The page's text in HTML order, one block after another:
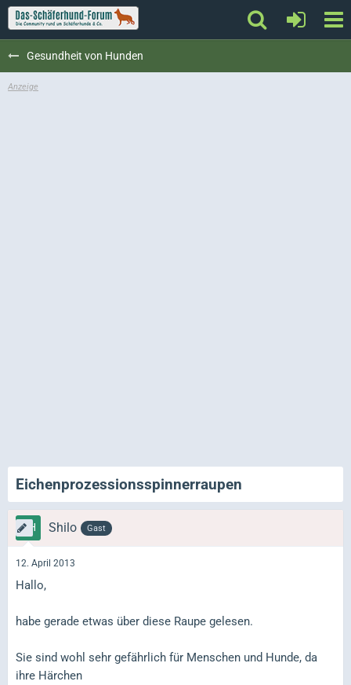
Gesundheit von Hunden
Eichenprozessionsspinnerraupen
Shilo Gast
12. April 2013
Hallo,
habe gerade etwas über diese Raupe gelesen.
Sie sind wohl sehr gefährlich für Menschen und Hunde, da
ihre Härchen